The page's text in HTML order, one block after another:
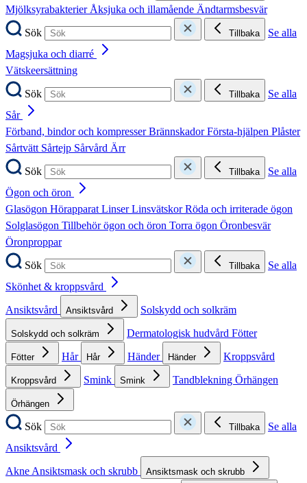
MjölksyrabakterierÅksjuka och illamående Ändtarmsbesvär
Sök
Tillbaka
Se alla
Magsjuka och diarré
Vätskeersättning
Sök
Tillbaka
Se alla
Sår
Förband, bindor och kompresserBrännskadorFörsta-hjälpen Plåster
Sårtvätt Sårtejp Sårvård Ärr
Sök
Tillbaka
Se alla
Ögon och öron
Glasögon HörapparatLinserLinsvätskorRöda och irriterade ögon
Solglasögon Tillbehör ögon och öron Torra ögon Öronbesvär
Öronproppar
Sök
Tillbaka
Se alla
Skönhet & kroppsvård
Ansiktsvård
Ansiktsvård Solskydd och solkräm
Solskydd och solkräm Dermatologisk hudvård Fötter
Fötter Hår Hår Händer Händer Kroppsvård
Kroppsvård Smink Smink Tandblekning Örhängen
Örhängen
Sök Tillbaka
Se alla
Ansiktsvård
AkneAnsiktsmask och skrubb Ansiktsmask och skrubb